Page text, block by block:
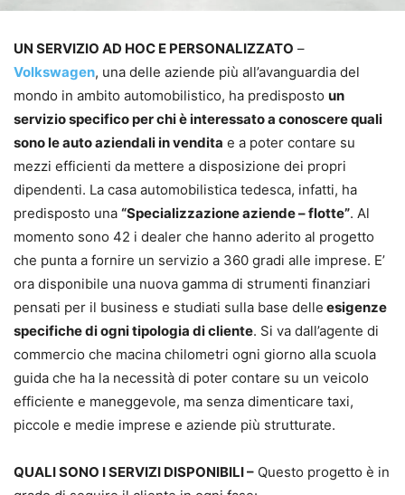
UN SERVIZIO AD HOC E PERSONALIZZATO –
Volkswagen, una delle aziende più all’avanguardia del
mondo in ambito automobilistico, ha predisposto un
servizio specifico per chi è interessato a conoscere quali
sono le auto aziendali in vendita e a poter contare su
mezzi efficienti da mettere a disposizione dei propri
dipendenti. La casa automobilistica tedesca, infatti, ha
predisposto una “Specializzazione aziende – flotte”. Al
momento sono 42 i dealer che hanno aderito al progetto
che punta a fornire un servizio a 360 gradi alle imprese. E’
ora disponibile una nuova gamma di strumenti finanziari
pensati per il business e studiati sulla base delle esigenze
specifiche di ogni tipologia di cliente. Si va dall’agente di
commercio che macina chilometri ogni giorno alla scuola
guida che ha la necessità di poter contare su un veicolo
efficiente e maneggevole, ma senza dimenticare taxi,
piccole e medie imprese e aziende più strutturate.
QUALI SONO I SERVIZI DISPONIBILI – Questo progetto è in